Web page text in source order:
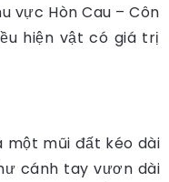
vực Hòn Cau – Côn
hiện vật có giá trị
một mũi đất kéo dài
cánh tay vươn dài